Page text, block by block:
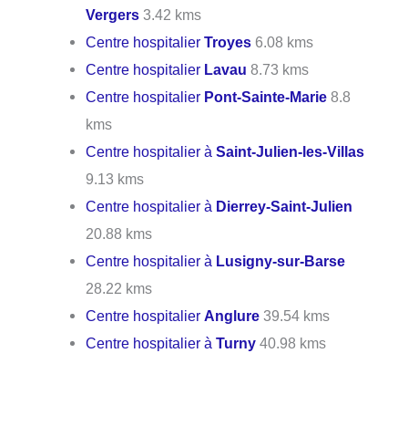
Vergers 3.42 kms
Centre hospitalierTroyes 6.08 kms
Centre hospitalier Lavau 8.73 kms
Centre hospitalier Pont-Sainte-Marie 8.8
kms
Centre hospitalier àSaint-Julien-les-Villas
9.13 kms
Centre hospitalier à Dierrey-Saint-Julien
20.88 kms
Centre hospitalier à Lusigny-sur-Barse
28.22 kms
Centre hospitalierAnglure 39.54 kms
Centre hospitalier àTurny 40.98 kms